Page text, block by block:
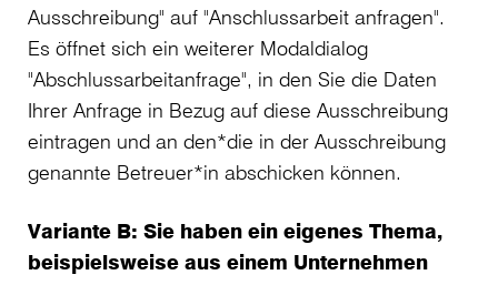
Ausschreibung" auf "Anschlussarbeit anfragen".
Es öffnet sich ein weiterer Modaldialog
"Abschlussarbeitanfrage", in den Sie die Daten
Ihrer Anfrage in Bezug auf diese Ausschreibung
eintragen und an den*die in der Ausschreibung
genannte Betreuer*in abschicken können.
Variante B: Sie haben ein eigenes Thema,
beispielsweise aus einem Unternehmen